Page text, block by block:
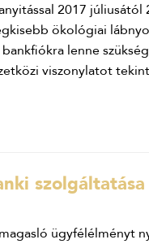
2017
ökológiai
lenne
viszonylatot
szolgáltatása